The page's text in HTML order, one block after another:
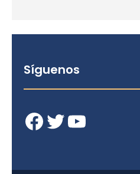
Síguenos
Facebook Twitter YouTube